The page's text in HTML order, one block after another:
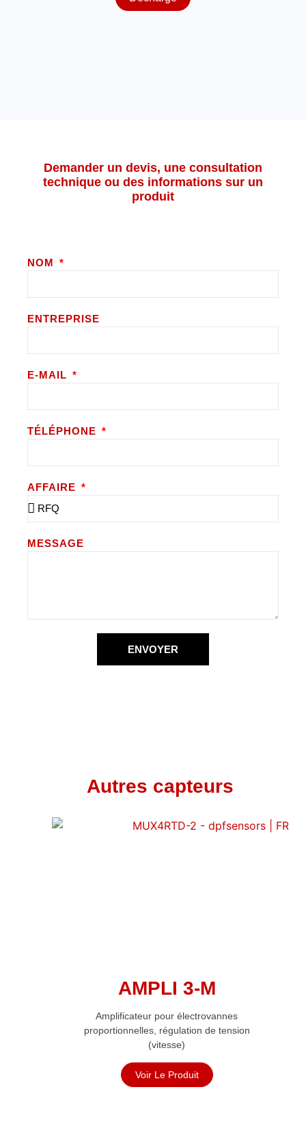
Demander un devis, une consultation
technique ou des informations sur un
produit
NOM
ENTREPRISE
E-MAIL
TÉLÉPHONE
AFFAIRE
MESSAGE
ENVOYER
Autres capteurs
AMPLI 3-M
Amplificateur pour électrovannes
proportionnelles, régulation de tension
(vitesse)
Voir Le Produit